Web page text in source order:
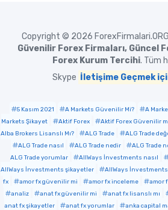
Copyright © 2026 ForexFirmalari.ORG
Güvenilir Forex Firmaları, Güncel
Forex Kurum Tercihi. Tüm
Skype İletişime Geçmek
5 Kasım 2021 A Markets Güvenilir Mi? A
Markets Şikayet
Aktif Forex Aktif Forex Güvenilir
Alba Brokers Lisanslı Mı?
ALG Trade ALG Trade
ALG Trade nasıl
ALG Trade nedir ALG Trade
ALG Trade yorumlar
AllWays İnvestments nasıl
AllWays İnvestments şikayetler
AllWays
fx
amor fx güvenilir mi amor fx inceleme amor
analiz
anat fx güvenilir mi anat fx lisanslı mı
anat fx şikayetler
anat fx yorumlar
anka capital